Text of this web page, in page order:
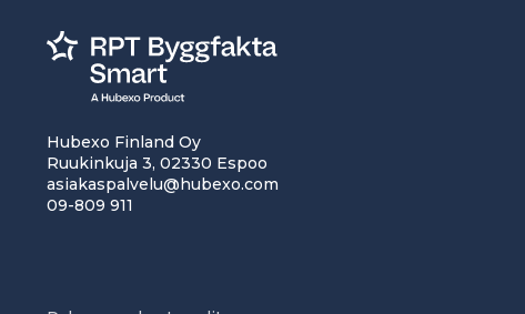
Hubexo Finland Oy
Ruukinkuja 3, 02330 Espoo
asiakaspalvelu@hubexo.com
09-809 911